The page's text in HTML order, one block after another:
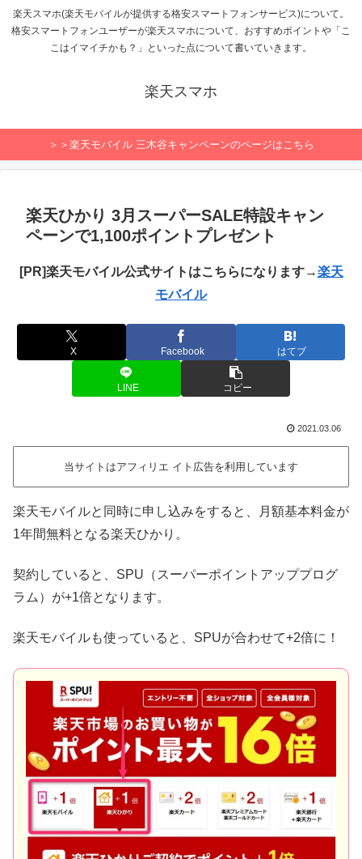
楽天スマホ(楽天モバイルが提供する格安スマートフォンサービス)について。
格安スマートフォンユーザーが楽天スマホについて、おすすめポイントや「こ
こはイマイチかも？」といった点について書いていきます。
楽天スマホ
＞＞楽天モバイル 三木谷キャンペーンのページはこちら
楽天ひかり 3月スーパーSALE特設キャン
ペーンで1,100ポイントプレゼント
[PR]楽天モバイル公式サイトはこちらになります→楽天
モバイル
X Facebook はてブ
LINE コピー
2021.03.06
当サイトはアフィリエ イト広告を利用しています
楽天モバイルと同時に申し込みをすると、月額基本料金が
1年間無料となる楽天ひかり。
契約していると、SPU（スーパーポイントアッププログ
ラム）が+1倍となります。
楽天モバイルも使っていると、SPUが合わせて+2倍に！